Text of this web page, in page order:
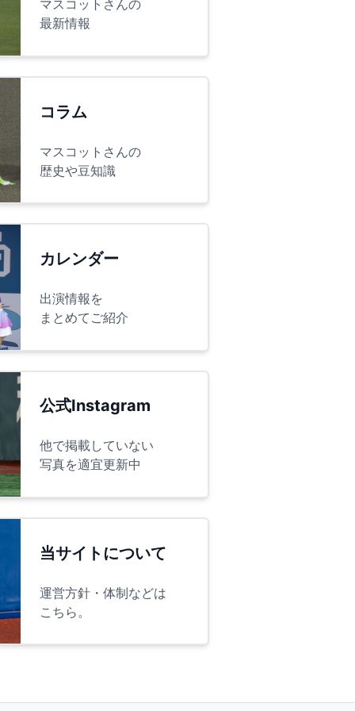
マスコットさんの
最新情報
コラム
マスコットさんの
歴史や豆知識
カレンダー
出演情報を
まとめてご紹介
公式Instagram
他で掲載していない
写真を適宜更新中
当サイトについて
運営方針・体制などは
こちら。